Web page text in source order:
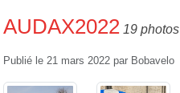
AUDAX2022 19 photos
Publié le 21 mars 2022 par Bobavelo